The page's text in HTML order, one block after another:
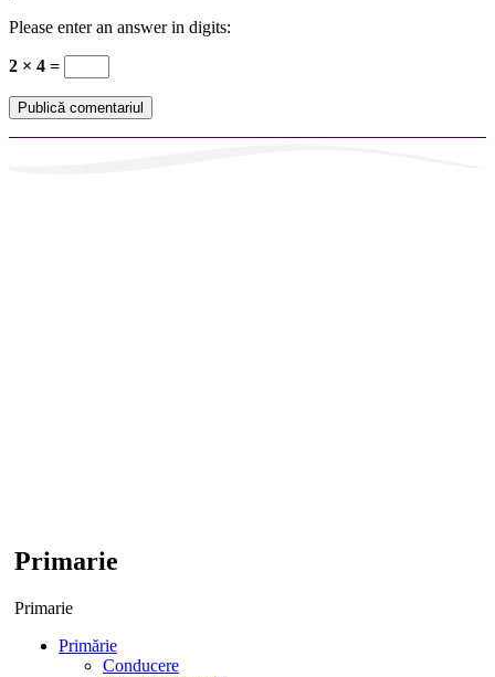
Please enter an answer in digits:
2 × 4 =
Primarie
Primarie
Primărie
Conducere